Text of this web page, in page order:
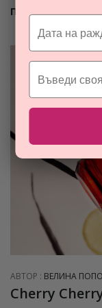
ПРОЧЕТИ ОЩЕ
АВТОР : ВЕЛИНА
Cherry